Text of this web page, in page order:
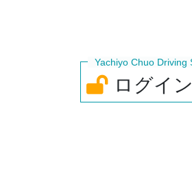
ログイン